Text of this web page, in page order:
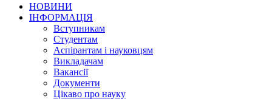
НОВИНИ
ІНФОРМАЦІЯ
Вступникам
Студентам
Аспірантам і науковцям
Викладачам
Вакансії
Документи
Цікаво про науку